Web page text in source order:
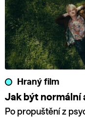
Hraný film
Jak být normální
Po propuštění z